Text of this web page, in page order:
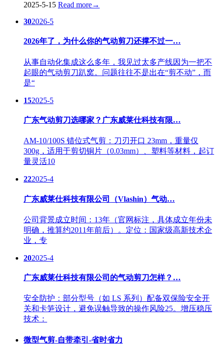
2025-5-15 Read more→
302026-5
2026年了，为什么你的气动剪刀还撑不过一…
从事自动化集成这么多年，我见过太多产线因为一把不
起眼的气动剪刀趴窝。问题往往不是出在“剪不动”，而
是“
152025-5
广东气动剪刀选哪家？广东威莱仕科技有限…
AM-10/100S 错位式气剪：刀刃开口 23mm，重量仅
300g，适用于剪切铜片（0.03mm）、塑料等材料，起订
量灵活10
222025-4
广东威莱仕科技有限公司（Vlashin）气动…
公司背景成立时间：13年（官网标注，具体成立年份未
明确，推算约2011年前后）。定位：国家级高新技术企
业，专
202025-4
广东威莱仕科技有限公司的气动剪刀怎样？…
安全防护：部分型号（如 LS 系列）配备双保险安全开
关和卡笋设计，避免误触导致的操作风险25。增压稳压
技术：
微型气剪-自带牵引-省时省力